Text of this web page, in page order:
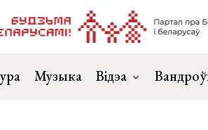
Музыка Відэа